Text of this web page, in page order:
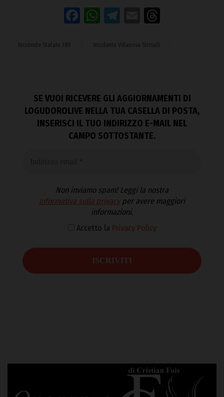
Facebook
WhatsApp
Telegram
Email
Incidente Statale 389 Incidente Villanova Strisaili
SE VUOI RICEVERE GLI AGGIORNAMENTI DI
LOGUDOROLIVE NELLA TUA CASELLA DI POSTA,
INSERISCI IL TUO INDIRIZZO E-MAIL NEL
CAMPO SOTTOSTANTE.
Non inviamo spam! Leggi la nostra
Informativa sulla privacyper avere maggiori
informazioni.
Accetto la Privacy Policy